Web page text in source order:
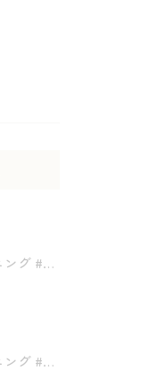
#ハウスクリーニング #熊本 #inaga #地域密着 #ピ...
#ハウスクリーニング #熊本 #inaga #地域密着 #ピ...